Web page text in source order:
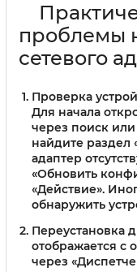
проблемы
сетевого
Проверка
Для начала
через поиск или
найдите раздел
адаптер
«Обновить
«Действие».
обнаружить
Переустановка
отображается с
через